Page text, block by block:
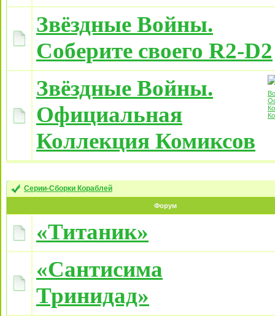
Звёздные Войны.
Соберите своего R2-D2
Звёздные Войны.
Официальная
Коллекция Комиксов
Серии-Сборки Кораблей
Форум
«Титаник»
«Сантисима
Тринидад»